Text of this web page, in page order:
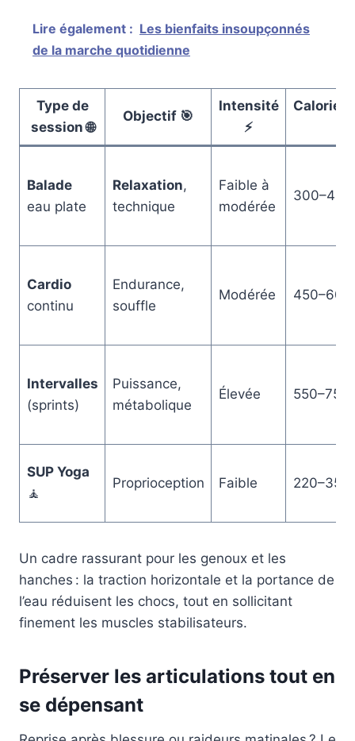
Lire également : Les bienfaits insoupçonnés
de la marche quotidienne
Type de
session 🌐
Objectif 🎯
Intensité
⚡
Balade
eau plate
Relaxation,
technique
Faible à
modérée
300–450
Cardio
continu
Endurance,
souffle
Modérée 450–600
Intervalles
(sprints)
Puissance,
métabolique
Élevée 550–750
SUP Yoga
🧘
Proprioception Faible 220–350
Un cadre rassurant pour les genoux et les
hanches : la traction horizontale et la portance de
l’eau réduisent les chocs, tout en sollicitant
finement les muscles stabilisateurs.
Préserver les articulations tout en
se dépensant